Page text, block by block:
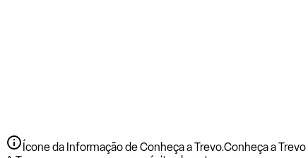
Ícone da Informação de Conheça a Trevo.Conheça a Trevo